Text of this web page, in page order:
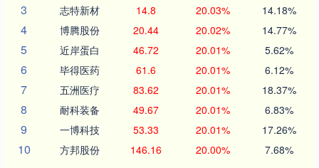
3 志特新材 14.8 20.03% 14.18%
4 博腾股份 20.44 20.02% 14.77%
5 近岸蛋白 46.72 20.01% 5.62%
6 毕得医药 61.6 20.01% 6.12%
7 五洲医疗 83.62 20.01% 18.37%
8 耐科装备 49.67 20.01% 6.83%
9 一博科技 53.33 20.01% 17.26%
10 方邦股份 146.16 20.00% 7.68%